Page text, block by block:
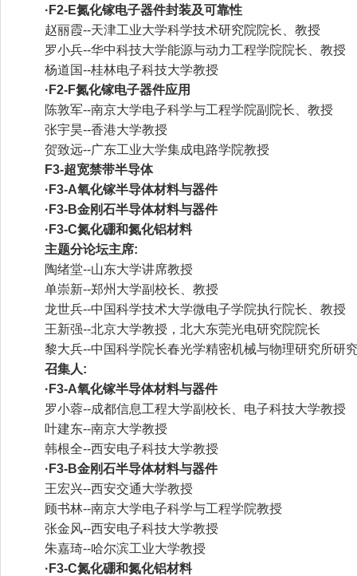
·F2-E氮化镓电子器件封装及可靠性
赵丽霞--天津工业大学科学技术研究院院长、教授
罗小兵--华中科技大学能源与动力工程学院院长、教授
杨道国--桂林电子科技大学教授
·F2-F氮化镓电子器件应用
陈敦军--南京大学电子科学与工程学院副院长、教授
张宇昊--香港大学教授
贺致远--广东工业大学集成电路学院教授
F3-超宽禁带半导体
·F3-A氧化镓半导体材料与器件
·F3-B金刚石半导体材料与器件
·F3-C氮化硼和氮化铝材料
主题分论坛主席:
陶绪堂--山东大学讲席教授
单崇新--郑州大学副校长、教授
龙世兵--中国科学技术大学微电子学院执行院长、教授
王新强--北京大学教授，北大东莞光电研究院院长
黎大兵--中国科学院长春光学精密机械与物理研究所研
召集人:
·F3-A氧化镓半导体材料与器件
罗小蓉--成都信息工程大学副校长、电子科技大学教授
叶建东--南京大学教授
韩根全--西安电子科技大学教授
·F3-B金刚石半导体材料与器件
王宏兴--西安交通大学教授
顾书林--南京大学电子科学与工程学院教授
张金风--西安电子科技大学教授
朱嘉琦--哈尔滨工业大学教授
·F3-C氮化硼和氮化铝材料